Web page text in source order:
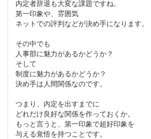
内定者辞退も大変な課題ですね。
第一印象や、雰囲気
ネットでの評判などが決め手になります。
その中でも
人事部に魅力があるかどうか？
そして
制度に魅力があるかどうか？
決め手は人間関係なのです。
つまり、内定を出すまでに
どれだけ良好な関係を作っておくか。
もっと言うと、第一印象で超好印象を
与える覚悟を持つことです。